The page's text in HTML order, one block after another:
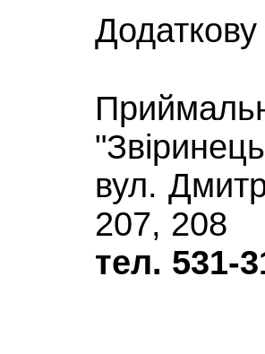
вул.
207, 208
тел. 531-